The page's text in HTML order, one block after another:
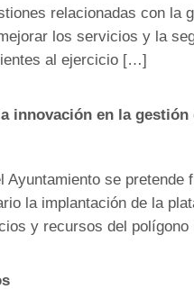
relacionadas con
los servicios y la
al ejercicio […]
innovación en la gestión
se
la implantación de la
y recursos del